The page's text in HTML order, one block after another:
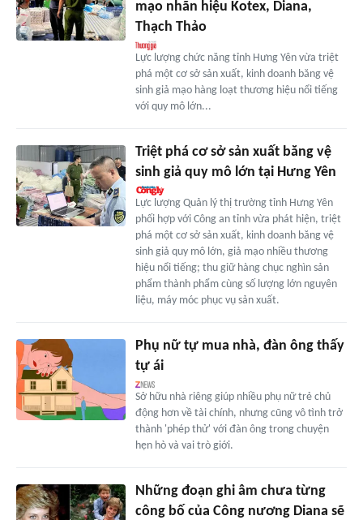
mạo nhãn hiệu Kotex, Diana,
Thạch Thảo
Lực lượng chức năng tỉnh Hưng Yên vừa triệt
phá một cơ sở sản xuất, kinh doanh băng vệ
sinh giả mạo hàng loạt thương hiệu nổi tiếng
với quy mô lớn...
Triệt phá cơ sở sản xuất băng vệ
sinh giả quy mô lớn tại Hưng Yên
Lực lượng Quản lý thị trường tỉnh Hưng Yên
phối hợp với Công an tỉnh vừa phát hiện, triệt
phá một cơ sở sản xuất, kinh doanh băng vệ
sinh giả quy mô lớn, giả mạo nhiều thương
hiệu nổi tiếng; thu giữ hàng chục nghìn sản
phẩm thành phẩm cùng số lượng lớn nguyên
liệu, máy móc phục vụ sản xuất.
Phụ nữ tự mua nhà, đàn ông thấy
tự ái
Sở hữu nhà riêng giúp nhiều phụ nữ trẻ chủ
động hơn về tài chính, nhưng cũng vô tình trở
thành 'phép thử' với đàn ông trong chuyện
hẹn hò và vai trò giới.
Những đoạn ghi âm chưa từng
công bố của Công nương Diana sẽ